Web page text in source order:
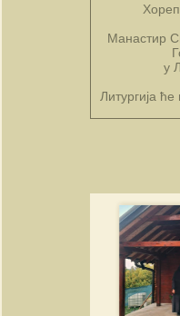
Манастир
у
Литургија